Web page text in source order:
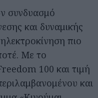
συνδυασμό
και δυναμικής
πιο
Με το
100 και τιμή
και